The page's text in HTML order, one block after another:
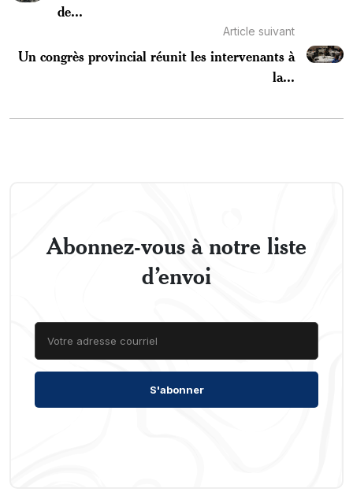
de...
Article suivant
Un congrès provincial réunit les intervenants à
la...
Abonnez-vous à notre liste
d’envoi